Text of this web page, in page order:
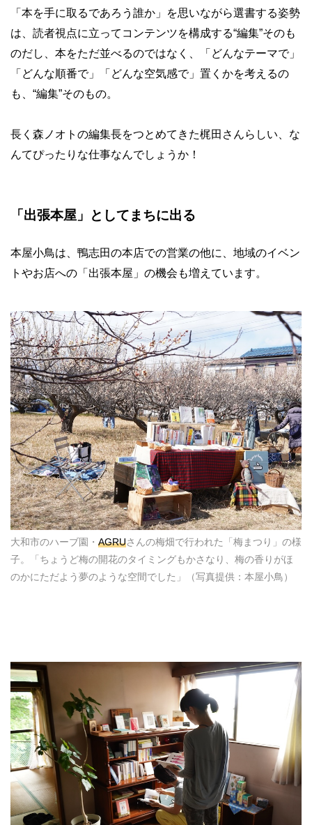
「本を手に取るであろう誰か」を思いながら選書する姿勢
は、読者視点に立ってコンテンツを構成する“編集”そのも
のだし、本をただ並べるのではなく、「どんなテーマで」
「どんな順番で」「どんな空気感で」置くかを考えるの
も、“編集”そのもの。
長く森ノオトの編集長をつとめてきた梶田さんらしい、な
んてぴったりな仕事なんでしょうか！
「出張本屋」としてまちに出る
本屋小鳥は、鴨志田の本店での営業の他に、地域のイベン
トやお店への「出張本屋」の機会も増えています。
大和市のハーブ園・ AGRUさんの梅畑で行われた「梅まつり」の様
子。「ちょうど梅の開花のタイミングもかさなり、梅の香りがほ
のかにただよう夢のような空間でした」（写真提供：本屋小鳥）